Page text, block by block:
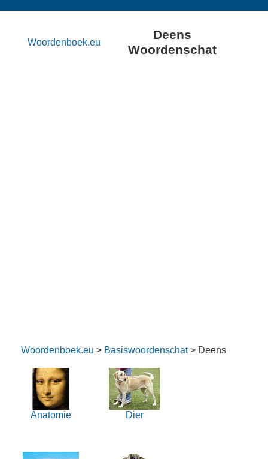
Woordenboek.eu
Deens
Woordenschat
Woordenboek.eu > Basiswoordenschat> Deens
Anatomie Dier